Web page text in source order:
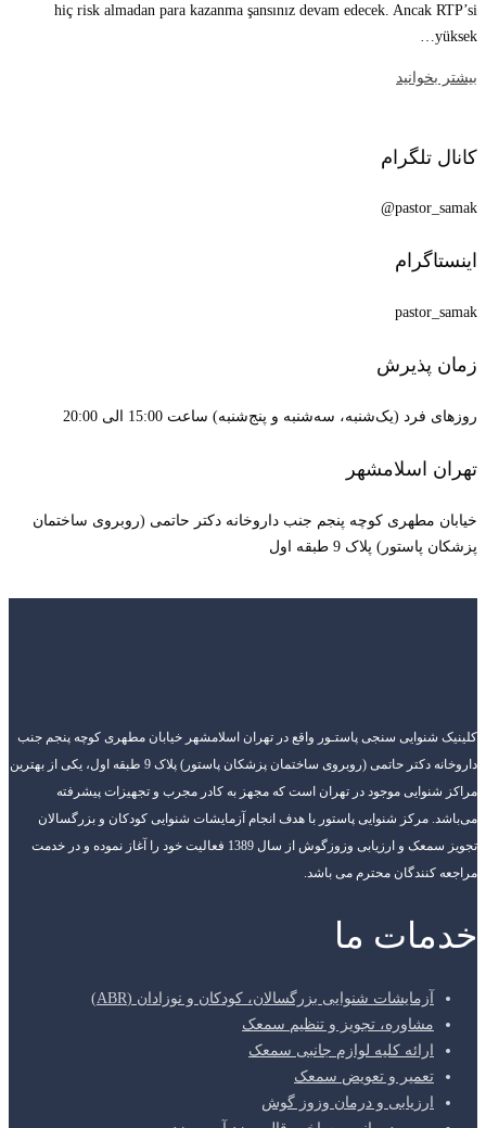
hiç risk almadan para kazanma şansınız devam edecek. Ancak RTP’si
yüksek…
بیشتر بخوانید
کانال تلگرام
pastor_samak@
اینستاگرام
pastor_samak
زمان پذیرش
روزهای فرد (یک‌شنبه، سه‌شنبه و پنج‌شنبه) ساعت 15:00 الی 20:00
تهران اسلامشهر
خیابان مطهری کوچه پنجم جنب داروخانه دکتر حاتمی (روبروی ساختمان
پزشکان پاستور) پلاک 9 طبقه اول
کلینیک شنوایی سنجی پاستـور واقع در تهران اسلامشهر خیابان مطهری کوچه پنجم جنب
داروخانه دکتر حاتمی (روبروی ساختمان پزشکان پاستور) پلاک 9 طبقه اول، یکی از بهترین
مراکز شنوایی موجود در تهران است که مجهز به کادر مجرب و تجهیزات پیشرفته
می‌باشد. مرکز شنوایی پاستور با هدف انجام آزمایشات شنوایی کودکان و بزرگسالان
تجویز سمعک و ارزیابی وزوزگوش از سال 1389 فعالیت خود را آغاز نموده و در خدمت
مراجعه کنندگان محترم می باشد.
خدمات ما
آزمایشات شنوایی بزرگسالان، کودکان و نوزادان (ABR)
مشاوره، تجویز و تنظیم سمعک
ارائه کلیه لوازم جانبی سمعک
تعمیر و تعویض سمعک
ارزیابی و درمان وزوز گوش